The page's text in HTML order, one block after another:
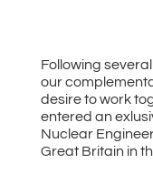
Following
our
desire to work
entered an
Nuclear
Great Britain in